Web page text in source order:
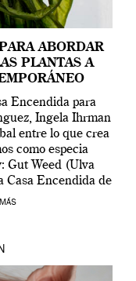
ABORDAR
PLANTAS A
Encendida para
Ingela Ihrman
entre lo que crea
como especia
Gut Weed (Ulva
Casa Encendida de
[…]